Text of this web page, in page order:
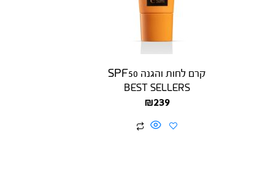
קרם לחות והגנה SPF50
BEST SELLERS
₪239